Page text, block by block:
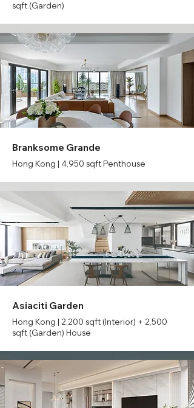
sqft (Garden)
Branksome Grande
Hong Kong | 4,950 sqft Penthouse
Asiaciti Garden
Hong Kong | 2,200 sqft (Interior) + 2,500
sqft (Garden) House